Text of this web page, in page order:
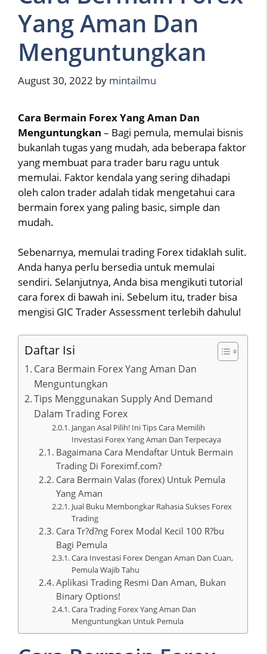
Yang Aman Dan
Menguntungkan
August 30, 2022 by mintailmu
Cara Bermain Forex Yang Aman Dan
Menguntungkan – Bagi pemula, memulai bisnis
bukanlah tugas yang mudah, ada beberapa faktor
yang membuat para trader baru ragu untuk
memulai. Faktor kendala yang sering dihadapi
oleh calon trader adalah tidak mengetahui cara
bermain forex yang paling basic, simple dan
mudah.
Sebenarnya, memulai trading Forex tidaklah sulit.
Anda hanya perlu bersedia untuk memulai
sendiri. Selanjutnya, Anda bisa mengikuti tutorial
cara forex di bawah ini. Sebelum itu, trader bisa
mengisi GIC Trader Assessment terlebih dahulu!
Daftar Isi
Cara Bermain Forex Yang Aman Dan
Menguntungkan
Tips Menggunakan Supply And Demand
Dalam Trading Forex
Jangan Asal Pilih! Ini Tips Cara Memilih
Investasi Forex Yang Aman Dan Terpecaya
Bagaimana Cara Mendaftar Untuk Bermain
Trading Di Foreximf.com?
Cara Bermain Valas (forex) Untuk Pemula
Yang Aman
Jual Buku Membongkar Rahasia Sukses Forex
Trading
Cara Tr?d?ng Forex Modal Kecil 100 R?bu
Bagi Pemula
Cara Investasi Forex Dengan Aman Dan Cuan,
Pemula Wajib Tahu
Aplikasi Trading Resmi Dan Aman, Bukan
Binary Options!
Cara Trading Forex Yang Aman Dan
Menguntungkan Untuk Pemula